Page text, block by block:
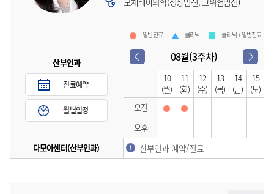
일반진료 클리닉 클리닉 + 일반진료
산부인과
진료예약
월별일정
08월(3주차)
10
(월)
11
(화)
12
(수)
13
(목)
14
(금)
15
(토)
오전
오후
다모아센터(산부인과)
산부인과 예약/진료